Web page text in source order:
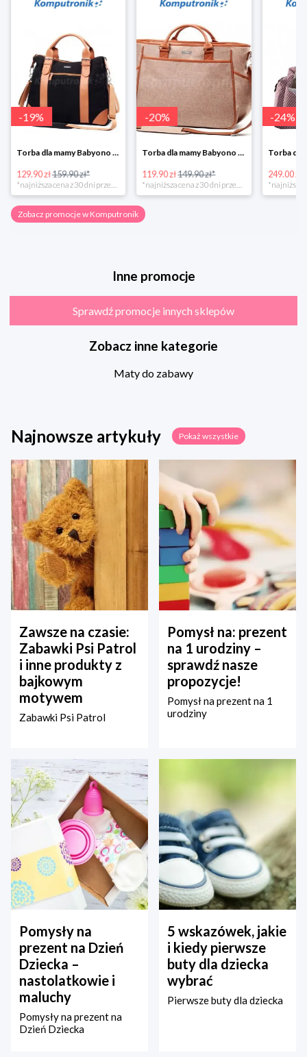
-19%
Torba dla mamy Babyono 1505/01 Comfort Icoinic 5/5
129.90 zł159.90 zł*
-20%
Torba dla mamy Babyono 1507/01 Comfort Chic w super cenie
119.90 zł149.90 zł*
-24%
249.00 zł
Zobacz promocje w Komputronik
Inne promocje
Sprawdź promocje innych sklepów
Zobacz inne kategorie
Maty do zabawy
Najnowsze artykuły Pokaż wszystkie
Zawsze na czasie:
Zabawki Psi Patrol
i inne produkty z
bajkowym
motywem
Zabawki Psi Patrol
Pomysł na: prezent
na 1 urodziny –
sprawdź nasze
propozycje!
Pomysł na prezent na 1
urodziny
Pomysły na
prezent na Dzień
Dziecka –
nastolatkowie i
maluchy
Pomysły na prezent na
Dzień Dziecka
5 wskazówek, jakie
i kiedy pierwsze
buty dla dziecka
wybrać
Pierwsze buty dla dziecka